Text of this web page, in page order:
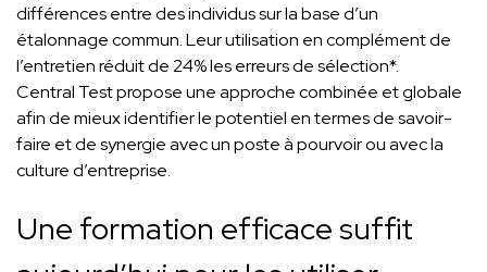
différences entre des individus sur la base d’un
étalonnage commun. Leur utilisation en complément de
l’entretien réduit de 24% les erreurs de sélection*.
Central Test propose une approche combinée et globale
afin de mieux identifier le potentiel en termes de savoir-
faire et de synergie avec un poste à pourvoir ou avec la
culture d’entreprise.
Une formation efficace suffit